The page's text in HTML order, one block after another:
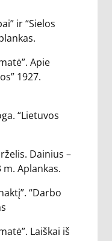
ir “Sielos
Apie
1927.
“Lietuvos
Dainius –
Aplankas.
“Darbo
Laiškai iš